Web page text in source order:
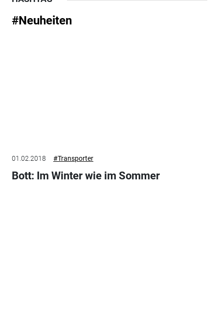
#Neuheiten
01.02.2018 #Transporter
Bott: Im Winter wie im Sommer